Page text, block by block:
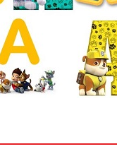
Huntrix
y Wrappers